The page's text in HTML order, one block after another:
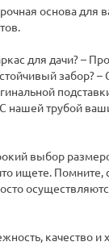
основа для
для дачи? –
забор?
нашей трубой
выбор
ищете. Помните,
качество и